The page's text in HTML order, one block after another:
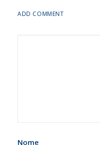
ADD COMMENT
Nome